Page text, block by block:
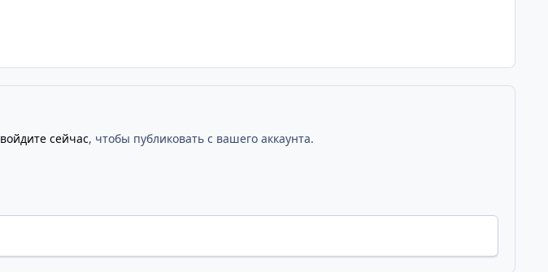
войдите сейчас, чтобы публиковать с вашего аккаунта.